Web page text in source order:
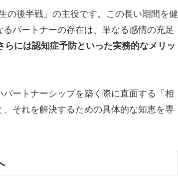
の後半戦」の主役です。この長い期間を健
パートナーの存在は、単なる感情の充足
には認知症予防といった実務的なメリッ
ートナーシップを築く際に直面する「相
それを解決するための具体的な知恵を専